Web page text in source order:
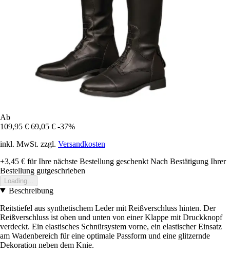
Ab
109,95 € 69,05 € -37%
inkl. MwSt. zzgl. Versandkosten
+3,45 € für Ihre nächste Bestellung geschenkt Nach Bestätigung Ihrer
Bestellung gutgeschrieben
Loading...
Beschreibung
Reitstiefel aus synthetischem Leder mit Reißverschluss hinten. Der
Reißverschluss ist oben und unten von einer Klappe mit Druckknopf
verdeckt. Ein elastisches Schnürsystem vorne, ein elastischer Einsatz
am Wadenbereich für eine optimale Passform und eine glitzernde
Dekoration neben dem Knie.